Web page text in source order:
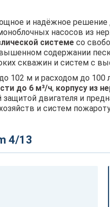
и надёжное
насосов из
системе со
содержании
скважин и систем с
м и расходом до 100
до 6 м³/ч, корпусу из
двигателя и
и систем
4/13